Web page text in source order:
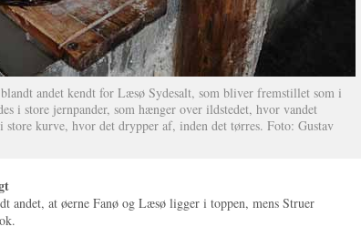
andet kendt for Læsø Sydesalt, som bliver fremstillet som i
i store jernpander, som hænger over ildstedet, hvor vandet
store kurve, hvor det drypper af, inden det tørres. Foto: Gustav
andet, at øerne Fanø og Læsø ligger i toppen, mens Struer